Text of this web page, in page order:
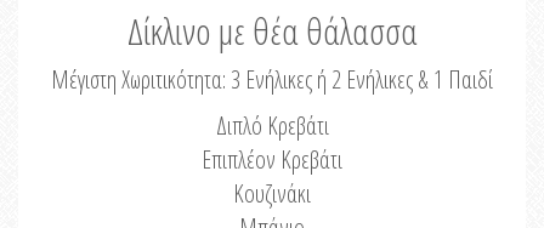
Δίκλινο με θέα θάλασσα
Μέγιστη Χωριτικότητα: 3 Ενήλικες ή 2 Ενήλικες & 1 Παιδί
Διπλό Κρεβάτι
Επιπλέον Κρεβάτι
Κουζινάκι